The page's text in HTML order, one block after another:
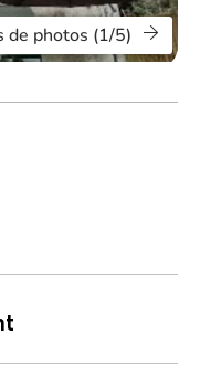
de photos (1/5)